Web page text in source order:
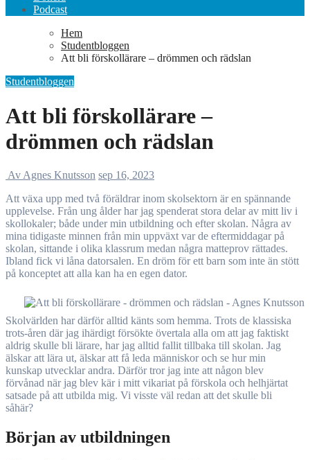
Podcast
Hem
Studentbloggen
Att bli förskollärare – drömmen och rädslan
Studentbloggen
Att bli förskollärare –
drömmen och rädslan
Av Agnes Knutsson sep 16, 2023
Att växa upp med två föräldrar inom skolsektorn är en spännande
upplevelse. Från ung ålder har jag spenderat stora delar av mitt liv i
skollokaler; både under min utbildning och efter skolan. Några av
mina tidigaste minnen från min uppväxt var de eftermiddagar på
skolan, sittande i olika klassrum medan några matteprov rättades.
Ibland fick vi låna datorsalen. En dröm för ett barn som inte än stött
på konceptet att alla kan ha en egen dator.
Skolvärlden har därför alltid känts som hemma. Trots de klassiska
trots-åren där jag ihärdigt försökte övertala alla om att jag faktiskt
aldrig skulle bli lärare, har jag alltid fallit tillbaka till skolan. Jag
älskar att lära ut, älskar att få leda människor och se hur min
kunskap utvecklar andra. Därför tror jag inte att någon blev
förvånad när jag blev kär i mitt vikariat på förskola och helhjärtat
satsade på att utbilda mig. Vi visste väl redan att det skulle bli
såhär?
Början av utbildningen